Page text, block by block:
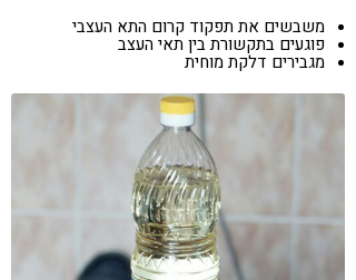
משבשים את תפקוד קרום התא העצבי
פוגעים בתקשורת בין תאי העצב
מגבירים דלקת מוחית